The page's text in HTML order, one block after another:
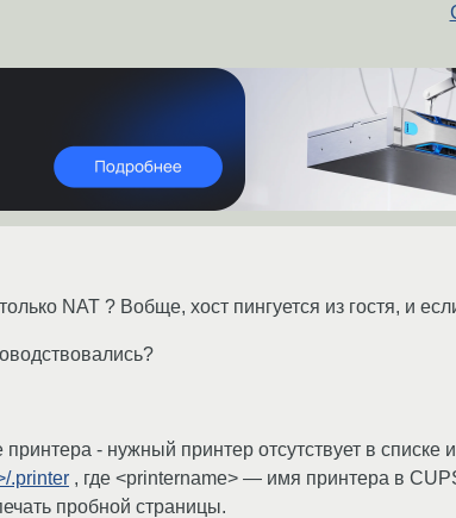
NAT ? Вобще, хост пингуется из гостя, и
- нужный принтер отсутствует в списке
.printer , где <printername> — имя принтера в
пробной страницы.